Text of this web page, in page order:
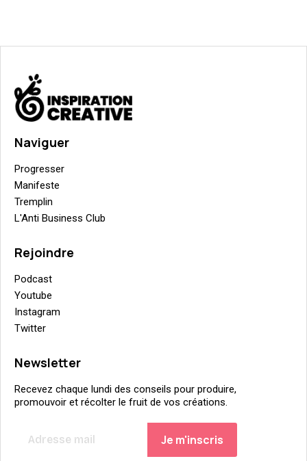
Naviguer
Progresser
Manifeste
Tremplin
L'Anti Business Club
Rejoindre
Podcast
Youtube
Instagram
Twitter
Newsletter
Recevez chaque lundi des conseils pour produire,
promouvoir et récolter le fruit de vos créations.